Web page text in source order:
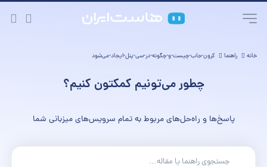
خانه راهنما کرون-جاب-چیست-و-چگونه-در-سی-پنل-ایجاد-می‌شود
چطور می‌تونیم کمکتون کنیم؟
پاسخ‌ها و راه‌حل‌های مربوط به تمام سرویس‌های میزبانی شما